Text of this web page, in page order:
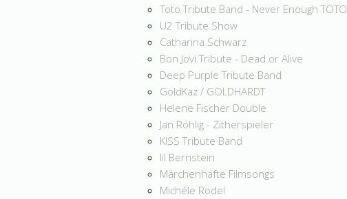
Toto Tribute Band - Never Enough TOTO
U2 Tribute Show
Catharina Schwarz
Bon Jovi Tribute - Dead or Alive
Deep Purple Tribute Band
GoldKaz / GOLDHARDT
Helene Fischer Double
Jan Röhlig - Zitherspieler
KISS Tribute Band
lil Bernstein
Märchenhafte Filmsongs
Michéle Rödel